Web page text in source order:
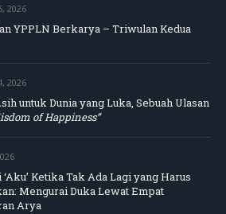
2026
YPPLN Berkarya – Triwulan Kedua
2026
untuk Dunia yang Luka, Sebuah Ulasan
of Happiness”
Ketika Tak Ada Lagi yang Harus
Mengurai Duka Lewat Empat
Arya